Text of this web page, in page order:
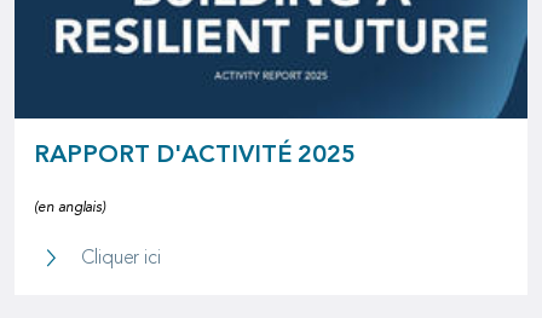
RAPPORT D'ACTIVITÉ 2025
(en anglais)
Cliquer iciRapport d'activité 2025